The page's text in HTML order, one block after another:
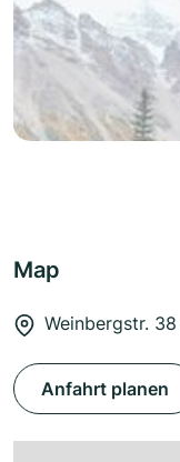
Map
Weinbergstr.
Anfahrt planen